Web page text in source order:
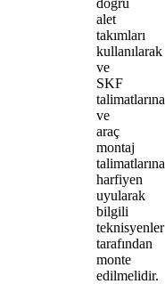
alet
takımları
kullanılarak
ve
SKF
talimatlarına
ve
araç
montaj
talimatlarına
harfiyen
uyularak
bilgili
teknisyenler
tarafından
monte
edilmelidir.